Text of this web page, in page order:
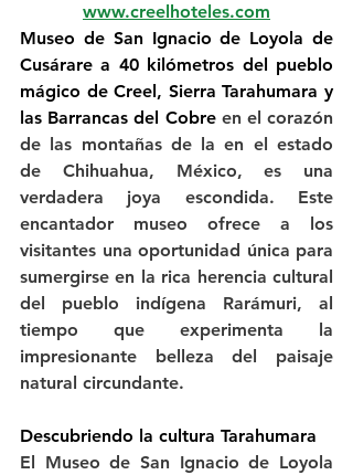
www.creelhoteles.com
Museo de San Ignacio de Loyola de
Cusárare a 40 kilómetros del pueblo
mágico de Creel, Sierra Tarahumara y
las Barrancas del Cobre en el corazón
de las montañas de la en el estado
de Chihuahua, México, es una
verdadera joya escondida. Este
encantador museo ofrece a los
visitantes una oportunidad única para
sumergirse en la rica herencia cultural
del pueblo indígena Rarámuri, al
tiempo que experimenta la
impresionante belleza del paisaje
natural circundante.
Descubriendo la cultura Tarahumara
El Museo de San Ignacio de Loyola